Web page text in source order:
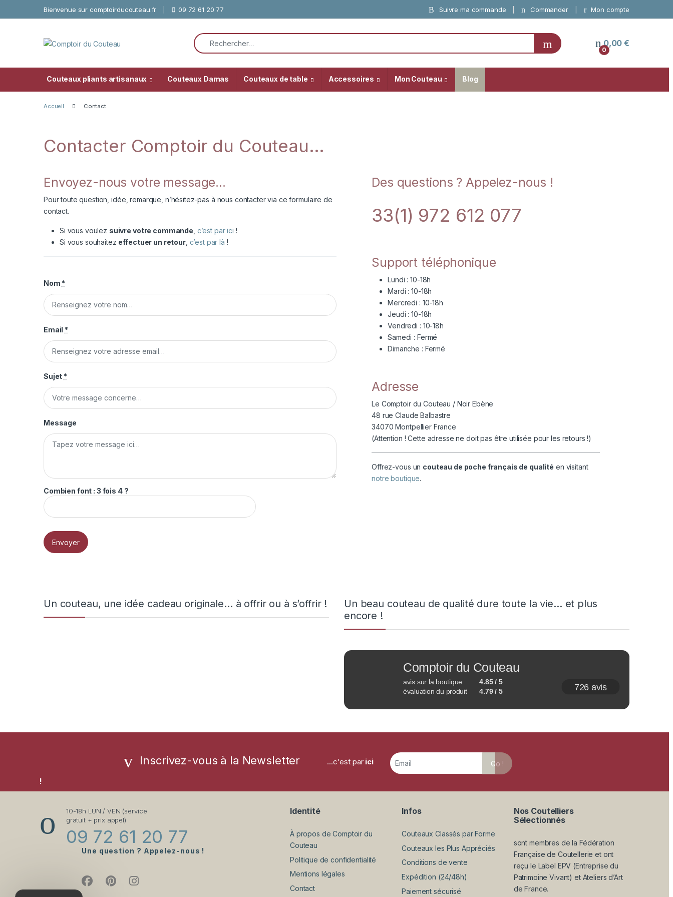
Bienvenue sur comptoirducouteau.fr 09 72 61 20 77 Suivre ma commande Commander Mon compte
Search for:
0
0,00€
Couteaux pliants artisanaux Couteaux Damas Couteaux de table Accessoires Mon Couteau Blog
Accueil Contact
Contacter Comptoir du Couteau…
Envoyez-nous votre message…
Pour toute question, idée, remarque, n’hésitez-pas à nous contacter via ce formulaire de
contact.
Si vous voulez suivre votre commande c’est par ici !
Si vous souhaitez effectuer un retour, c’est par là !
Nom *
Email *
Sujet *
Message
Combien font : 3 fois 4 ?
Des questions ? Appelez-nous !
33(1) 972 612 077
Support téléphonique
Lundi : 10-18h
Mardi : 10-18h
Mercredi : 10-18h
Jeudi : 10-18h
Vendredi : 10-18h
Samedi : Fermé
Dimanche : Fermé
Adresse
Le Comptoir du Couteau / Noir Ebène
48 rue Claude Balbastre
34070 Montpellier France
(Attention ! Cette adresse ne doit pas être utilisée pour les retours !)
Offrez-vous un couteau de poche français de qualité en visitant
notre boutique.
Un couteau, une idée cadeau originale… à offrir ou à s’offrir !
Un beau couteau de qualité dure toute la vie… et plus
encore !
Comptoir du Couteau
avis sur la boutique
4.85 / 5
évaluation du produit
4.79 / 5 726 avis
Inscrivez-vous à la Newsletter ...c'est par ici
!
Go !
10-18h LUN / VEN (service
gratuit + prix appel)
09 72 61 20 77
Une question ? Appelez-nous !
Identité
À propos de Comptoir du
Couteau
Politique de confidentialité
Mentions légales
Contact
Infos
Couteaux Classés par Forme
Couteaux les Plus Appréciés
Conditions de vente
Expédition (24/48h)
Paiement sécurisé
Nos Coutelliers
Sélectionnés
sont membres de la Fédération
Française de Coutellerie et ont
reçu le Label EPV (Entreprise du
Patrimoine Vivant) et Ateliers d’Art
de France.